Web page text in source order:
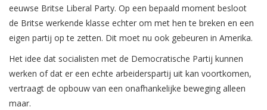
eeuwse Britse Liberal Party. Op een bepaald moment besloot
de Britse werkende klasse echter om met hen te breken en een
eigen partij op te zetten. Dit moet nu ook gebeuren in Amerika.
Het idee dat socialisten met de Democratische Partij kunnen
werken of dat er een echte arbeiderspartij uit kan voortkomen,
vertraagt de opbouw van een onafhankelijke beweging alleen
maar.